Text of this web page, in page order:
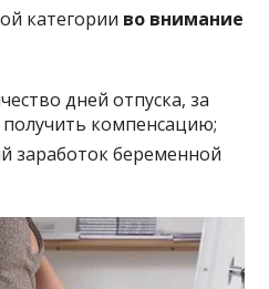
категории во внимание
дней отпуска, за
компенсацию;
заработок беременной